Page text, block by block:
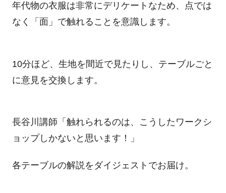
年代物の衣服は非常にデリケートなため、点では
なく「面」で触れることを意識します。
10分ほど、生地を間近で見たりし、テーブルごと
に意見を交換します。
長谷川講師「触れられるのは、こうしたワークシ
ョップしかないと思います！」
各テーブルの解説をダイジェストでお届け。